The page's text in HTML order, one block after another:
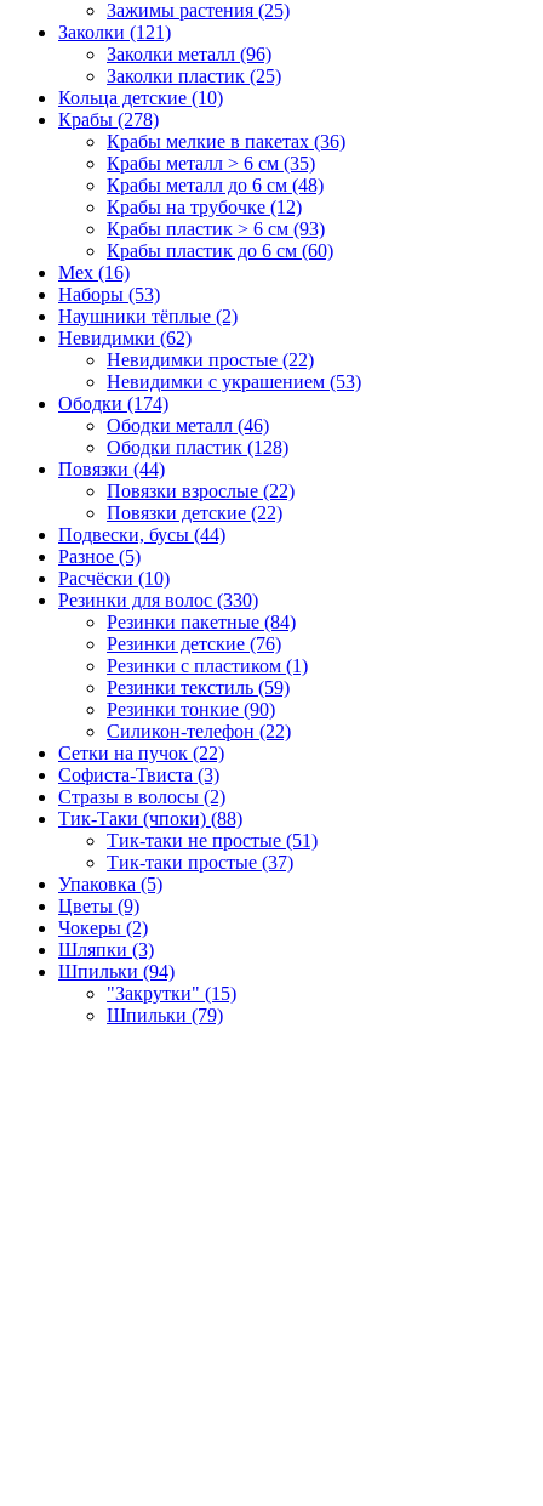
Зажимы растения (25)
Заколки (121)
Заколки металл (96)
Заколки пластик (25)
Кольца детские (10)
Крабы (278)
Крабы мелкие в пакетах (36)
Крабы металл > 6 см (35)
Крабы металл до 6 см (48)
Крабы на трубочке (12)
Крабы пластик > 6 см (93)
Крабы пластик до 6 см (60)
Мех (16)
Наборы (53)
Наушники тёплые (2)
Невидимки (62)
Невидимки простые (22)
Невидимки с украшением (53)
Ободки (174)
Ободки металл (46)
Ободки пластик (128)
Повязки (44)
Повязки взрослые (22)
Повязки детские (22)
Подвески, бусы (44)
Разное (5)
Расчёски (10)
Резинки для волос (330)
Резинки пакетные (84)
Резинки детские (76)
Резинки с пластиком (1)
Резинки текстиль (59)
Резинки тонкие (90)
Силикон-телефон (22)
Сетки на пучок (22)
Софиста-Твиста (3)
Стразы в волосы (2)
Тик-Таки (чпоки) (88)
Тик-таки не простые (51)
Тик-таки простые (37)
Упаковка (5)
Цветы (9)
Чокеры (2)
Шляпки (3)
Шпильки (94)
"Закрутки" (15)
Шпильки (79)